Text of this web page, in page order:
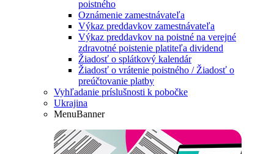
poistného
Oznámenie zamestnávateľa
Výkaz preddavkov zamestnávateľa
Výkaz preddavkov na poistné na verejné
zdravotné poistenie platiteľa dividend
Žiadosť o splátkový kalendár
Žiadosť o vrátenie poistného / Žiadosť o
preúčtovanie platby
Vyhľadanie príslušnosti k pobočke
Ukrajina
MenuBanner